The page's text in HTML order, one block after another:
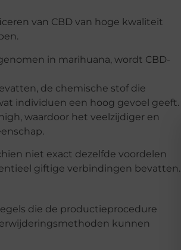
van CBD van hoge kwaliteit
in marihuana, wordt CBD-
de chemische stof die
individuen een hoog gevoel geeft.
waardoor het veelzijdiger en
niet exact dezelfde voordelen
giftige verbindingen bevatten.
die de productieprocedure
kunnen